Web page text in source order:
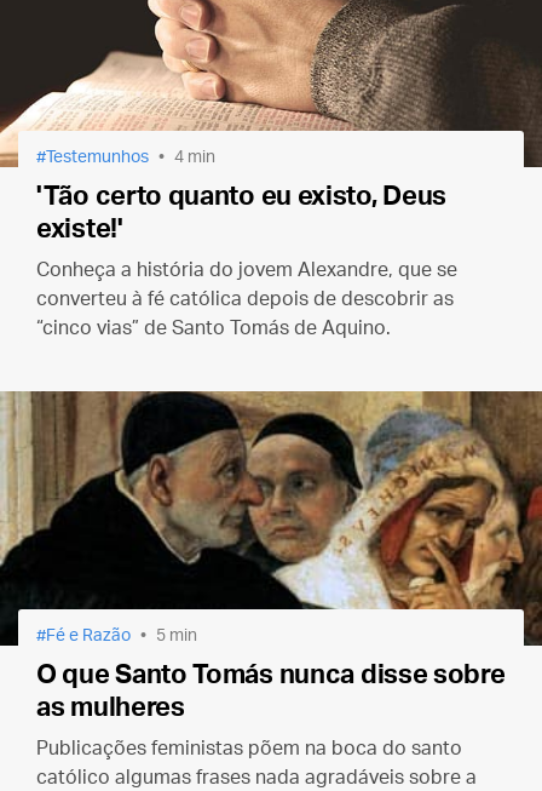
Testemunhos 4 min
'Tão certo quanto eu existo, Deus
existe!'
Conheça a história do jovem Alexandre, que se
converteu à fé católica depois de descobrir as
“cinco vias” de Santo Tomás de Aquino.
Fé e Razão 5 min
O que Santo Tomás nunca disse sobre
as mulheres
Publicações feministas põem na boca do santo
católico algumas frases nada agradáveis sobre a